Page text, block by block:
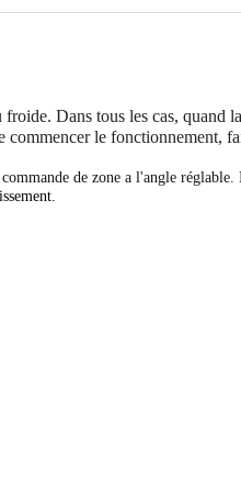
Dans tous les cas, quand
commencer le fonctionnement,
commande de zone a l'angle réglable.